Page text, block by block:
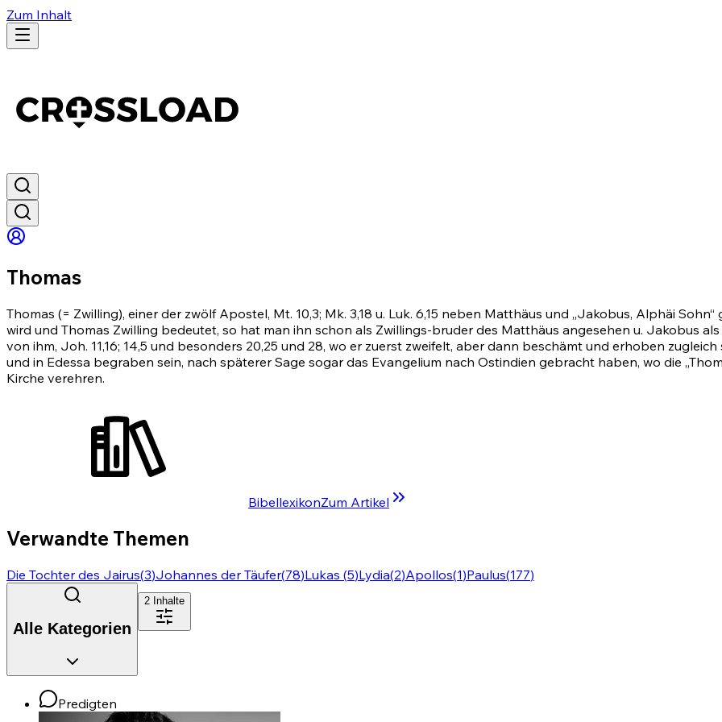
Zum Inhalt
Thomas
Thomas (= Zwilling), einer der zwölf Apostel, Mt. 10,3; Mk. 3,18 u. Luk. 6,15 neben Matthäus und „Jakobus, Alphäi
wird und Thomas Zwilling bedeutet, so hat man ihn schon als Zwillings-bruder des Matthäus angesehen u. Jakobus
von ihm, Joh. 11,16; 14,5 und besonders 20,25 und 28, wo er zuerst zweifelt, aber dann beschämt und erhoben
und in Edessa begraben sein, nach späterer Sage sogar das Evangelium nach Ostindien gebracht haben, wo die
Kirche verehren.
BibellexikonZum Artikel
Verwandte Themen
Die Tochter des Jairus(3)Johannes der Täufer(78)Lukas (5)Lydia(2)Apollos(1)Paulus(177)
Alle Kategorien
2 Inhalte
Predigten